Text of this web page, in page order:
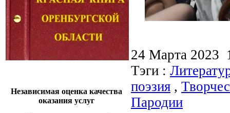
Независимая оценка качества
оказания услуг
24 Марта
Тэги :
поэзия ,
Пародии